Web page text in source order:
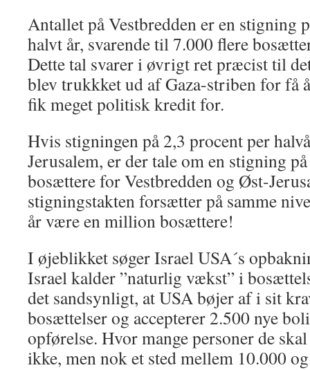
Antallet på Vestbredden er en stigning
halvt år, svarende til 7.000 flere
Dette tal svarer i øvrigt ret præcist til
blev trukkket ud af Gaza-striben for få
fik meget politisk kredit for.
Hvis stigningen på 2,3 procent per
Jerusalem, er der tale om en stigning
bosættere for Vestbredden og Øst-
stigningstakten forsætter på samme
år være en million bosættere!
I øjeblikket søger Israel USA´s
Israel kalder ”naturlig vækst” i
det sandsynligt, at USA bøjer af i sit
bosættelser og accepterer 2.500 nye
opførelse. Hvor mange personer de
ikke, men nok et sted mellem 10.000